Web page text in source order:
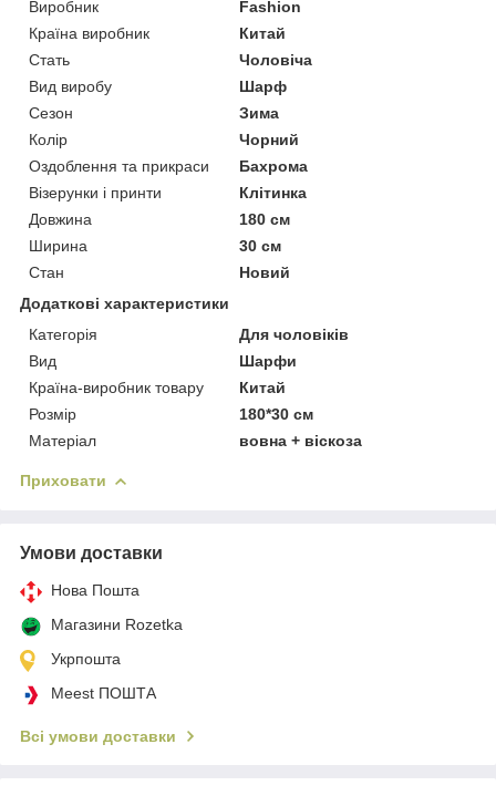
Виробник
Fashion
Країна виробник
Китай
Стать
Чоловіча
Вид виробу
Шарф
Сезон
Зима
Колір
Чорний
Оздоблення та прикраси
Бахрома
Візерунки і принти
Клітинка
Довжина
180 см
Ширина
30 см
Стан
Новий
Додаткові характеристики
Категорія
Для чоловіків
Вид
Шарфи
Країна-виробник товару
Китай
Розмір
180*30 см
Матеріал
вовна + віскоза
Приховати
Умови доставки
Нова Пошта
Магазини Rozetka
Укрпошта
Meest ПОШТА
Всі умови доставки